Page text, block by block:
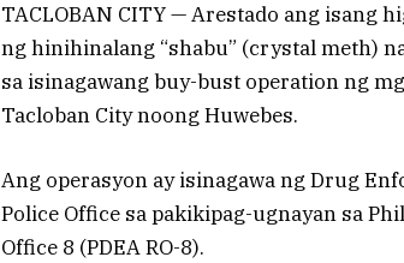
TACLOBAN CITY — Arestado ang isang
ng hinihinalang “shabu” (crystal meth)
sa isinagawang buy-bust operation ng
Tacloban City noong Huwebes.
Ang operasyon ay isinagawa ng Drug
Police Office sa pakikipag-ugnayan sa
Office 8 (PDEA RO-8).